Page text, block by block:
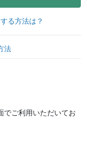
る方法は？
法
でご利用いただいてお